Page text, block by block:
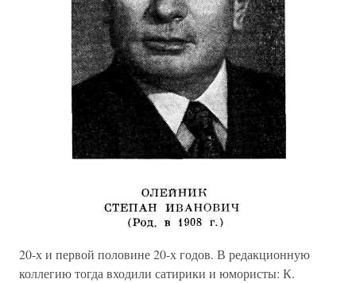
20-х и первой половине 20-х годов. В редакционную
коллегию тогда входили сатирики и юмористы: К.